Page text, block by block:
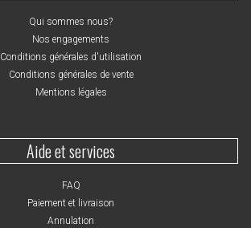
Qui sommes nous?
Nos engagements
Conditions générales d'utilisation
Conditions générales de vente
Mentions légales
Aide et services
FAQ
Paiement et livraison
Annulation